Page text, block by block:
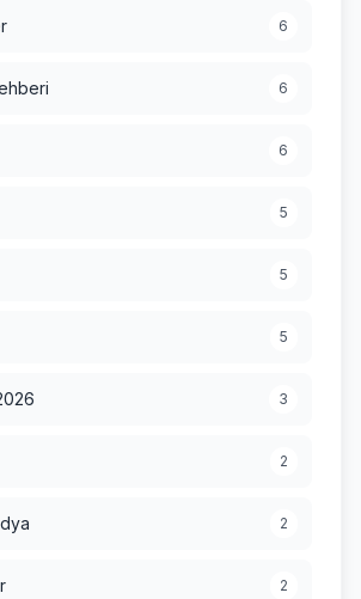
6
6
6
5
5
5
3
2
2
2